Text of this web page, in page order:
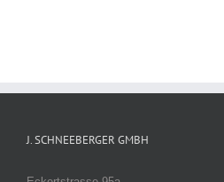
J. SCHNEEBERGER GMBH